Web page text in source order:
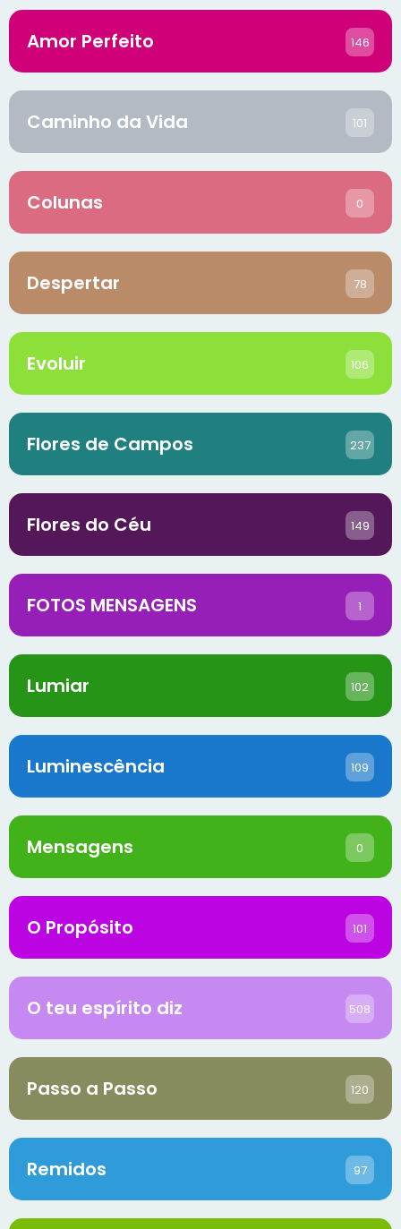
Amor Perfeito 146
Caminho da Vida 101
Colunas 0
Despertar 78
Evoluir 106
Flores de Campos 237
Flores do Céu 149
FOTOS MENSAGENS 1
Lumiar 102
Luminescência 109
Mensagens 0
O Propósito 101
O teu espírito diz 508
Passo a Passo 120
Remidos 97